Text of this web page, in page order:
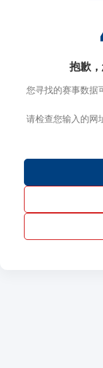
抱歉
您寻找的赛事数据
请检查您输入的网